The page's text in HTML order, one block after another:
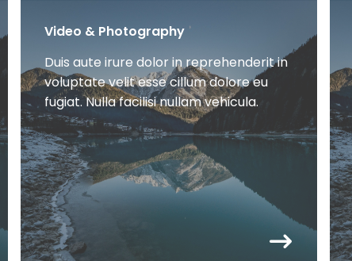
Video & Photography
Duis aute irure dolor in reprehenderit in
voluptate velit esse cillum dolore eu
fugiat. Nulla facilisi nullam vehicula.